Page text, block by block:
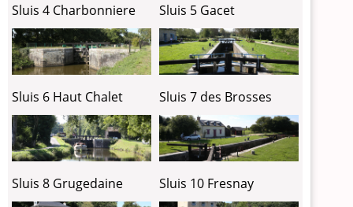
Sluis 4 Charbonniere Sluis 5 Gacet
Sluis 6 Haut Chalet Sluis 7 des Brosses
Sluis 8 Grugedaine Sluis 10 Fresnay